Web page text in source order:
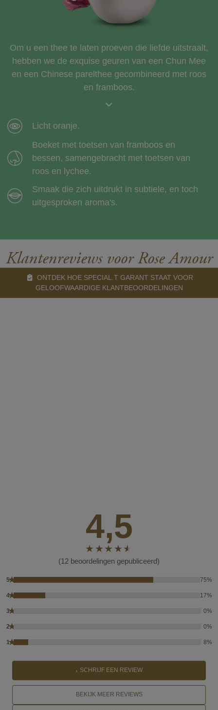
Om u een thee te laten proeven die liefde uitstraalt,
hebben we de exquise geuren van een Chun Mee
en een Chinese parelthee gecombineerd met roos
en framboos.
Licht oranje.
Boeket met toetsen van framboos en
bessen, samengebracht met toetsen van
roos en lychee.
Smaak die zich uitdrukt in subtiele, en toch
uitgesproken aroma's.
Klantenreviews voor Rose Amour
ONTDEK HOE SPECIAL.T GARANT STAAT VOOR
GELOOFWAARDIGE KLANTBEOORDELINGEN
4,5
(12 beoordelingen gepubliceerd)
5★ 75%
4★ 17%
3★ 0%
2★ 0%
1★ 8%
SCHRIJF EEN REVIEW
BEKIJK MEER REVIEWS